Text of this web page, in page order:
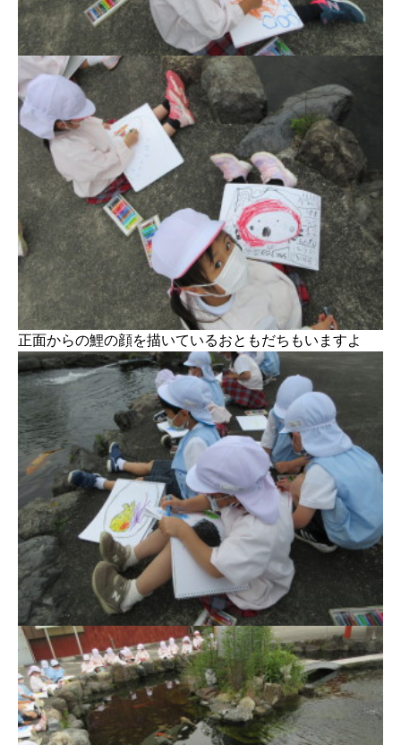
正面からの鯉の顔を描いているおともだちもいますよ